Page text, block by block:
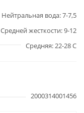
Нейтральная вода: 7-7,5
Средней жесткости: 9-12
Средняя: 22-28 С
2000314001456